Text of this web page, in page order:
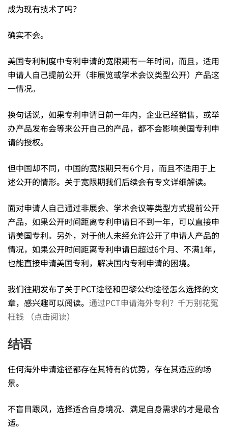
弃”
直
接
海
外
申
请
的
方
式
成为现有技术了吗？
确实不会。
美国专利制度中专利申请的宽限期有一年时间，而且，适用
申请人自己提前公开（非展览或学术会议类型公开）产品这
一情况。
换句话说，如果专利申请日前一年内，企业已经销售，或举
办产品发布会等来公开自己的产品，都不会影响美国专利申
请的授权。
但中国却不同，中国的宽限期只有6个月，而且不适用于上
述公开的情形。关于宽限期我们后续会有专文详细解读。
面对申请人自己通过非展会、学术会议等类型方式提前公开
产品，如果公开时间距离专利申请日不到一年，可以直接申
请美国专利。另外，对于他人未经允许公开了申请人产品的
情况，如果公开时间距离专利申请日超过6个月、不满1年，
也能直接申请美国专利，解决国内专利申请的困境。
我们往期发布了关于PCT途径和巴黎公约途径怎么选择的文
章，感兴趣可以阅读。 通过PCT申请海外专利？千万别花冤
枉钱 （点击阅读）
结语
任何海外申请途径都存在其特有的优势，存在其适应的场
景。
不盲目跟风，选择适合自身境况、满足自身需求的才是最合
适。